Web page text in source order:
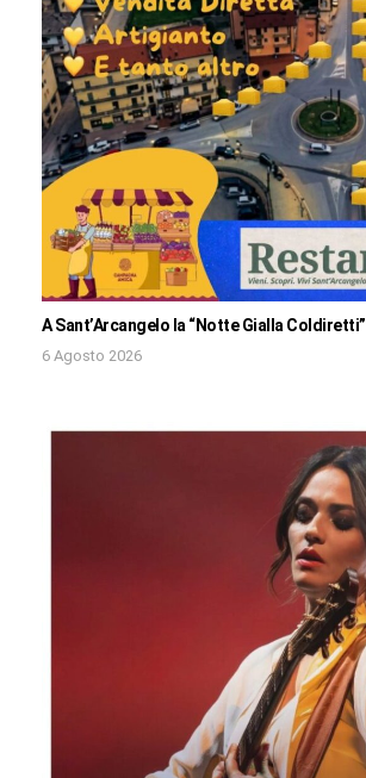
A Sant’Arcangelo la “Notte Gialla Coldiretti”
6 Agosto 2026